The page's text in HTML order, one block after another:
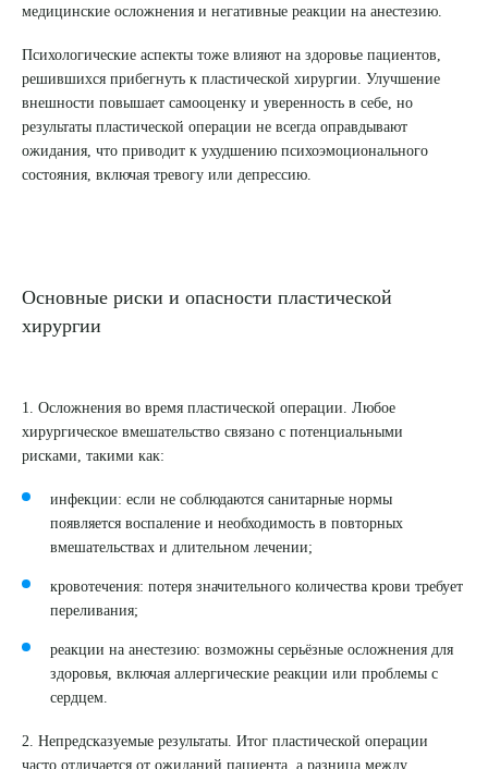
медицинские осложнения и негативные реакции на анестезию.
Психологические аспекты тоже влияют на здоровье пациентов,
решившихся прибегнуть к пластической хирургии. Улучшение
внешности повышает самооценку и уверенность в себе, но
результаты пластической операции не всегда оправдывают
ожидания, что приводит к ухудшению психоэмоционального
состояния, включая тревогу или депрессию.
Основные риски и опасности пластической
хирургии
1. Осложнения во время пластической операции. Любое
хирургическое вмешательство связано с потенциальными
рисками, такими как:
инфекции: если не соблюдаются санитарные нормы
появляется воспаление и необходимость в повторных
вмешательствах и длительном лечении;
кровотечения: потеря значительного количества крови требует
переливания;
реакции на анестезию: возможны серьёзные осложнения для
здоровья, включая аллергические реакции или проблемы с
сердцем.
2. Непредсказуемые результаты. Итог пластической операции
часто отличается от ожиданий пациента, а разница между
Выберите сопутствующую услугу